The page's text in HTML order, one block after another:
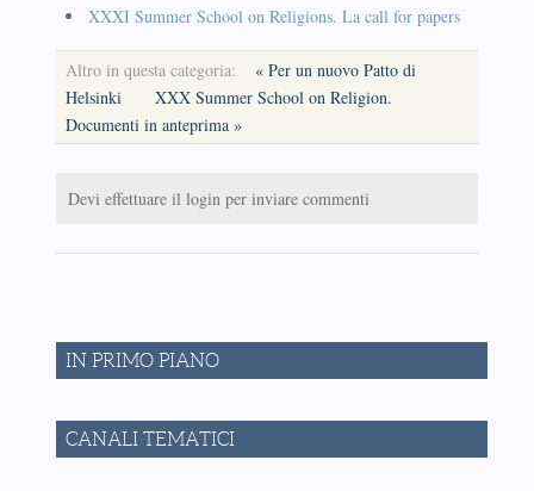
XXXI Summer School on Religions. La call for papers
Altro in questa categoria:
« Per un nuovo Patto di
Helsinki
XXX Summer School on Religion.
Documenti in anteprima »
Devi effettuare il login per inviare commenti
IN PRIMO PIANO
CANALI TEMATICI